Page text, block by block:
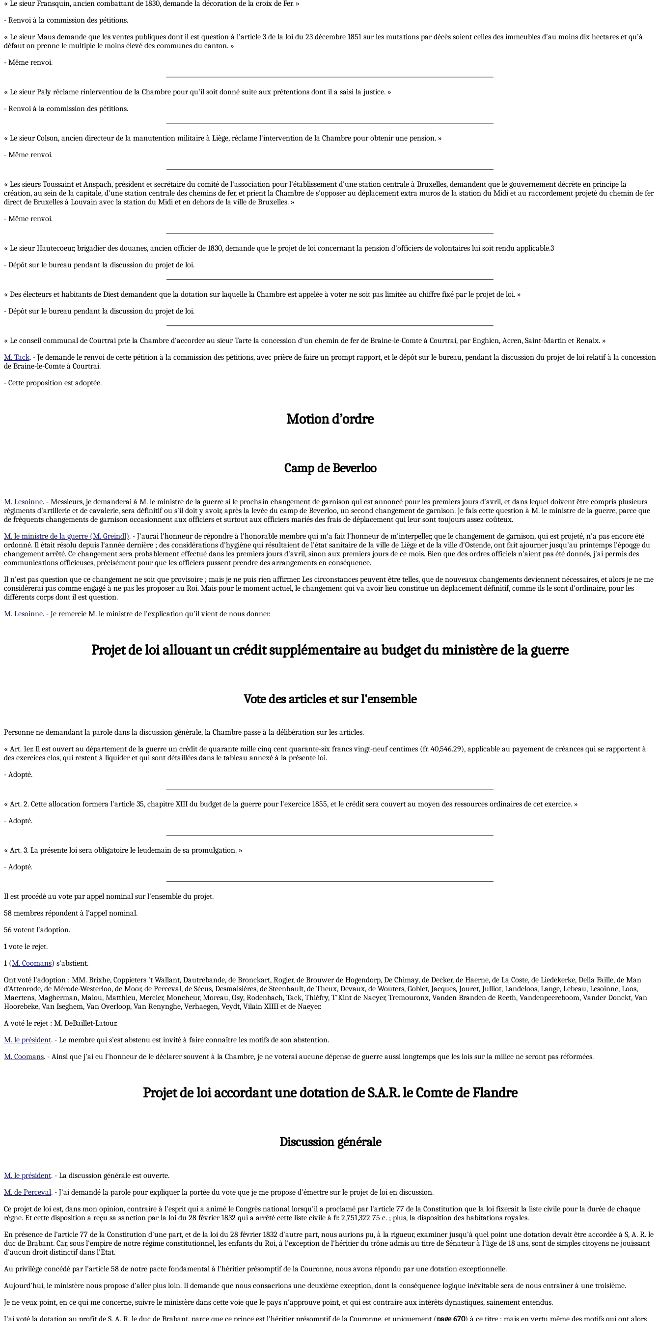
« Le sieur Fransquin, ancien combattant de 1830, demande la décoration de la croix de Fer. »
- Renvoi à la commission des pétitions.
« Le sieur Maus demande que les ventes publiques dont il est question à l'article 3 de la loi du 23 décembre 1851 sur les mutations par décès soient celles des immeubles d'au moins dix hectares et qu'à
défaut on prenne le multiple le moins élevé des communes du canton. »
- Même renvoi.
« Le sieur Paly réclame rinlerventiou de la Chambre pour qu'il soit donné suite aux prétentions dont il a saisi la justice. »
- Renvoi à la commission des pétitions.
« Le sieur Colson, ancien directeur de la manutention militaire à Liège, réclame l'intervention de la Chambre pour obtenir une pension. »
- Même renvoi.
« Les sieurs Toussaint et Anspach, président et secrétaire du comité de l'association pour l’établissement d'une station centrale à Bruxelles, demandent que le gouvernement décrète en principe la
création, au sein de la capitale, d'une station centrale des chemins de fer, et prient la Chambre de s'opposer au déplacement extra muros de la station du Midi et au raccordement projeté du chemin de fer
direct de Bruxelles à Louvain avec la station du Midi et en dehors de la ville de Bruxelles. »
- Même renvoi.
« Le sieur Hautecoeur, brigadier des douanes, ancien officier de 1830, demande que le projet de loi concernant la pension d’officiers de volontaires lui soit rendu applicable.3
- Dépôt sur le bureau pendant la discussion du projet de loi.
« Des électeurs et habitants de Diest demandent que la dotation sur laquelle la Chambre est appelée à voter ne soit pas limitée au chiffre fixé par le projet de loi. »
- Dépôt sur le bureau pendant la discussion du projet de loi.
« Le conseil communal de Courtrai prie la Chambre d'accorder au sieur Tarte la concession d'un chemin de fer de Braine-le-Comte à Courtrai, par Enghicn, Acren, Saint-Martin et Renaix. »
M. Tack. - Je demande le renvoi de cette pétition à la commission des pétitions, avec prière de faire un prompt rapport, et le dépôt sur le bureau, pendant la discussion du projet de loi relatif à la concession
de Braine-le-Comte à Courtrai.
- Cette proposition est adoptée.
Motion d’ordre
Camp de Beverloo
M. Lesoinne. - Messieurs, je demanderai à M. le ministre de la guerre si le prochain changement de garnison qui est annoncé pour les premiers jours d'avril, et dans lequel doivent être compris plusieurs
régiments d'artillerie et de cavalerie, sera définitif ou s'il doit y avoir, après la levée du camp de Beverloo, un second changement de garnison. Je fais cette question à M. le ministre de la guerre, parce que
de fréquents changements de garnison occasionnent aux officiers et surtout aux officiers mariés des frais de déplacement qui leur sont toujours assez coûteux.
M. le ministre de la guerre (M. Greindl). - J'aurai l'honneur de répondre à l'honorable membre qui m'a fait l'honneur de m'interpeller, que le changement de garnison, qui est projeté, n'a pas encore été
ordonné. Il était résolu depuis l'année dernière ; des considérations d'hygiène qui résultaient de l'état sanitaire de la ville de Liège et de la ville d'Ostende, ont fait ajourner jusqu'au printemps l'époqge du
changement arrêté. Ce changement sera probablement effectué dans les premiers jours d'avril, sinon aux premiers jours de ce mois. Bien que des ordres officiels n'aient pas été donnés, j'ai permis des
communications officieuses, précisément pour que les officiers pussent prendre des arrangements en conséquence.
Il n'est pas question que ce changement ne soit que provisoire ; mais je ne puis rien affirmer. Les circonstances peuvent être telles, que de nouveaux changements deviennent nécessaires, et alors je ne me
considérerai pas comme engagé à ne pas les proposer au Roi. Mais pour le moment actuel, le changement qui va avoir lieu constitue un déplacement définitif, comme ils le sont d'ordinaire, pour les
différents corps dont il est question.
M. Lesoinne. - Je remercie M. le ministre de l'explication qu'il vient de nous donner.
Projet de loi allouant un crédit supplémentaire au budget du ministère de la guerre
Vote des articles et sur l'ensemble
Personne ne demandant la parole dans la discussion générale, la Chambre passe à la délibération sur les articles.
« Art. 1er. Il est ouvert au département de la guerre un crédit de quarante mille cinq cent quarante-six francs vingt-neuf centimes (fr. 40,546.29), applicable au payement de créances qui se rapportent à
des exercices clos, qui restent à liquider et qui sont détaillées dans le tableau annexé à la présente loi.
- Adopté.
« Art. 2. Cette allocation formera l'article 35, chapitre XIII du budget de la guerre pour l'exercice 1855, et le crédit sera couvert au moyen des ressources ordinaires de cet exercice. »
- Adopté.
« Art. 3. La présente loi sera obligatoire le leudemain de sa promulgation. »
- Adopté.
Il est procédé au vote par appel nominal sur l'ensemble du projet.
58 membres répondent à l'appel nominal.
56 votent l'adoption.
1 vote le rejet.
1 (M. Coomans) s'abstient.
Ont voté l'adoption : MM. Brixhe, Coppieters 't Wallant, Dautrebande, de Bronckart, Rogier, de Brouwer de Hogendorp, De Chimay, de Decker, de Haerne, de La Coste, de Liedekerke, Della Faille, de Man
d'Attenrode, de Mérode-Westerloo, de Moor, de Perceval, de Sécus, Desmaisières, de Steenhault, de Theux, Devaux, de Wouters, Goblet, Jacques, Jouret, Julliot, Landeloos, Lange, Lebeau, Lesoinne, Loos,
Maertens, Magherman, Malou, Matthieu, Mercier, Moncheur, Moreau, Osy, Rodenbach, Tack, Thiéfry, T'Kint de Naeyer, Tremouronx, Vanden Branden de Reeth, Vandenpeereboom, Vander Donckt, Van
Hoorebeke, Van Iseghem, Van Overloop, Van Renynghe, Verhaegen, Veydt, Vilain XIIII et de Naeyer.
A voté le rejet : M. DeBaillet-Latour.
M. le président. - Le membre qui s'est abstenu est invité à faire connaître les motifs de son abstention.
M. Coomans. - Ainsi que j'ai eu l'honneur de le déclarer souvent à la Chambre, je ne voterai aucune dépense de guerre aussi longtemps que les lois sur la milice ne seront pas réformées.
Projet de loi accordant une dotation de S.A.R. le Comte de Flandre
Discussion générale
M. le président. - La discussion générale est ouverte.
M. de Perceval. - J'ai demandé la parole pour expliquer la portée du vote que je me propose d'émettre sur le projet de loi en discussion.
Ce projet de loi est, dans mon opinion, contraire à l'esprit qui a animé le Congrès national lorsqu'il a proclamé par l'article 77 de la Constitution que la loi fixerait la liste civile pour la durée de chaque
règne. Et cette disposition a reçu sa sanction par la loi du 28 février 1832 qui a arrêté cette liste civile à fr. 2,751,322 75 c. ; plus, la disposition des habitations royales.
En présence de l'article 77 de la Constitution d'une part, et de la loi du 28 février 1832 d'autre part, nous aurions pu, à la rigueur, examiner jusqu'à quel point une dotation devait être accordée à S, A. R. le
duc de Brabant. Car, sous l'empire de notre régime constitutionnel, les enfants du Roi, à l'exception de l'héritier du trône admis au titre de Sénateur à l’âge de 18 ans, sont de simples citoyens ne jouissant
d'aucun droit distinctif dans l'Etat.
Au privilège concédé par l'article 58 de notre pacte fondamental à l'héritier présomptif de la Couronne, nous avons répondu par une dotation exceptionnelle.
Aujourd'hui, le ministère nous propose d'aller plus loin. Il demande que nous consacrions une deuxième exception, dont la conséquence logique inévitable sera de nous entraîner à une troisième.
Je ne veux point, en ce qui me concerne, suivre le ministère dans cette voie que le pays n'approuve point, et qui est contraire aux intérêts dynastiques, sainement entendus.
J'ai voté la dotation au profit de S. A. R. le duc de Brabant, parce que ce prince est l'héritier présomptif de la Couronne, et uniquement (page 670) à ce titre ; mais en vertu même des motifs qui ont alors